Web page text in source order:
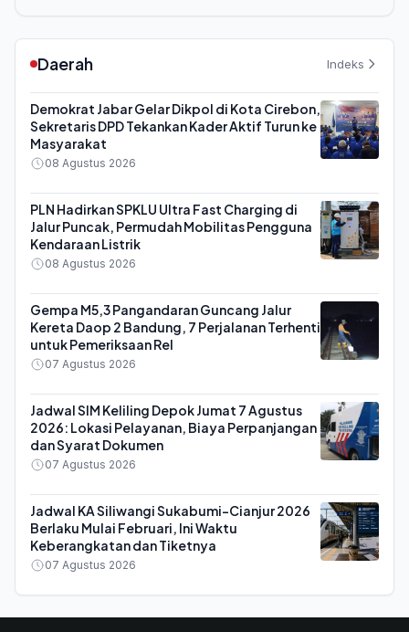
Daerah Indeks
Demokrat Jabar Gelar Dikpol di Kota Cirebon,
Sekretaris DPD Tekankan Kader Aktif Turun ke
Masyarakat
08 Agustus 2026
PLN Hadirkan SPKLU Ultra Fast Charging di
Jalur Puncak, Permudah Mobilitas Pengguna
Kendaraan Listrik
08 Agustus 2026
Gempa M5,3 Pangandaran Guncang Jalur
Kereta Daop 2 Bandung, 7 Perjalanan Terhenti
untuk Pemeriksaan Rel
07 Agustus 2026
Jadwal SIM Keliling Depok Jumat 7 Agustus
2026: Lokasi Pelayanan, Biaya Perpanjangan
dan Syarat Dokumen
07 Agustus 2026
Jadwal KA Siliwangi Sukabumi-Cianjur 2026
Berlaku Mulai Februari, Ini Waktu
Keberangkatan dan Tiketnya
07 Agustus 2026